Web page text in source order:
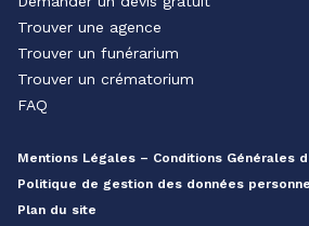
Trouver une agence
Trouver un funérarium
Trouver un crématorium
FAQ
Mentions Légales – Conditions Générales
Politique de gestion des données
Plan du site